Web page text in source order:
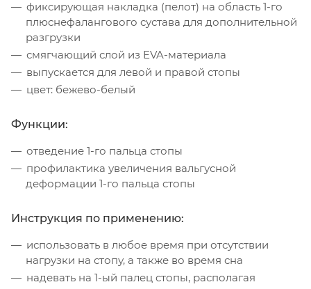
фиксирующая накладка (пелот) на область 1-го
плюснефалангового сустава для дополнительной
разгрузки
смягчающий слой из EVA-материала
выпускается для левой и правой стопы
цвет: бежево-белый
Функции:
отведение 1-го пальца стопы
профилактика увеличения вальгусной
деформации 1-го пальца стопы
Инструкция по применению:
использовать в любое время при отсутствии
нагрузки на стопу, а также во время сна
надевать на 1-ый палец стопы, располагая